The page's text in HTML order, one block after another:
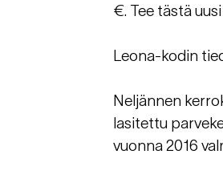
€. Tee tästä
Leona-kodin
Neljännen
lasitettu
vuonna 2016